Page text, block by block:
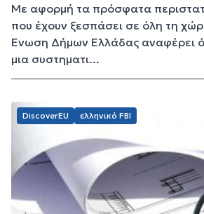
Με αφορμή τα πρόσφατα
που έχουν ξεσπάσει σε όλη τη
Ένωση Δήμων Ελλάδας αναφέρει
μια συστηματι...
DiscoverEU ελληνικό FBI